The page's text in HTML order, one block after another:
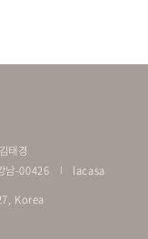
태경
남-00426
lacasa
Korea